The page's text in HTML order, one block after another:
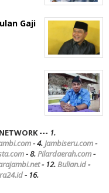
Gaji
--- 1.
- 4.Jambiseru.com-
- 8.Pilardaerah.com-
- 12.Bulian.id-
- 16.